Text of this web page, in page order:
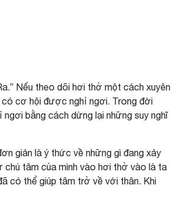
Nếu theo dõi hơi thở một cách xuyên
cơ hội được nghỉ ngơi. Trong đời
ngơi bằng cách dừng lại những suy nghĩ
giản là ý thức về những gì đang xảy
tâm của mình vào hơi thở vào là ta
có thể giúp tâm trở về với thân. Khi